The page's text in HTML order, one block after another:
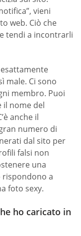
vieni
web. Ciò che
tendi a incontrarli
male. Ci sono
membro. Puoi
il nome del
anche il
numero di
dal sito per
falsi non
una
rispondono a
foto sexy.
ho caricato in